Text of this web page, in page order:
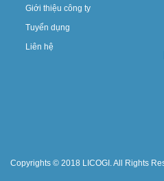
Giới thiệu công ty
Tuyển dụng
Liên hệ
Copyrights © 2018 LICOGI. All Rights